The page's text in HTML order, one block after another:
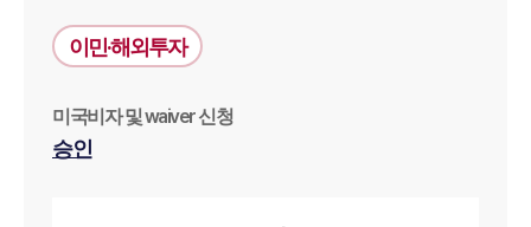
대륜법률상담예약
대륜법률상담예약
이민·해외투자
미국비자 및 waiver 신청
승인